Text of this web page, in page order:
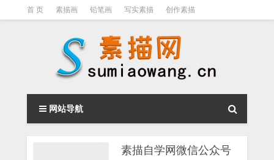
首 页 素描画 铅笔画 写实素描 创作素描
素描视频教程
网站导航
素描自学网微信公众号